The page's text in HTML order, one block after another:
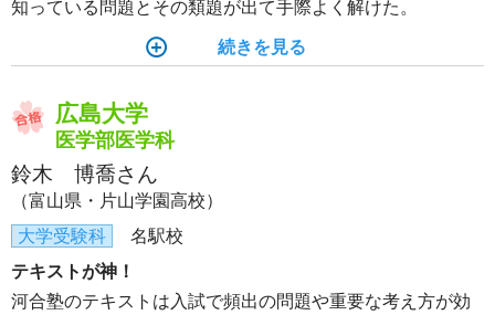
知っている問題とその類題が出て手際よく解けた。
続きを見る
広島大学
医学部医学科
鈴木 博喬さん
（富山県・片山学園高校）
大学受験科
名駅校
テキストが神！
河合塾のテキストは入試で頻出の問題や重要な考え方が効